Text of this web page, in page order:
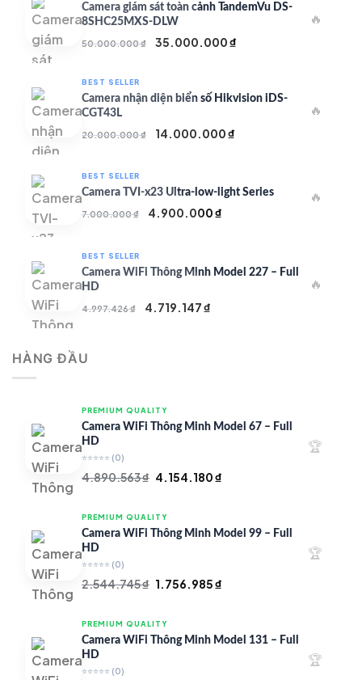
Camera giám sát toàn cảnh TandemVu DS-
8SHC25MXS-DLW
50.000.000₫
Giá
50.000.000 ₫.
35.000.000₫
là:
35.000.000 ₫.
🔥
BEST SELLER
Camera nhận diện biển số Hikvision iDS-
CGT43L
20.000.000₫
Giá
20.000.000 ₫.
14.000.000₫
là:
14.000.000 ₫.
🔥
BEST SELLER
Camera TVI-x23 Ultra-low-light Series
7.000.000₫
Giá
7.000.000 ₫.
4.900.000₫
là:
🔥
BEST SELLER
Camera WiFi Thông Minh Model 227 – Full
HD
4.997.426₫
Giá
4.719.147₫
🔥
HÀNG ĐẦU
PREMIUM QUALITY
Camera WiFi Thông Minh Model 67 – Full
HD
⭐⭐⭐⭐⭐ (0)
4.890.563₫ Giá
là:
4.890.563 ₫.
4.154.180₫
là:
🏆
PREMIUM QUALITY
Camera WiFi Thông Minh Model 99 – Full
HD
⭐⭐⭐⭐⭐ (0)
2.544.745₫ Giá
là:
2.544.745 ₫.
1.756.985₫
là:
🏆
PREMIUM QUALITY
Camera WiFi Thông Minh Model 131 – Full
HD
⭐⭐⭐⭐⭐ (0)
🏆